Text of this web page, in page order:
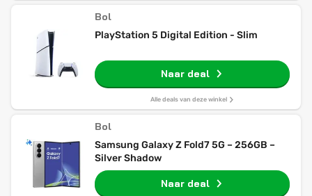
Bol
PlayStation 5 Digital Edition - Slim
Naar deal
Alle deals van deze winkel
Bol
Samsung Galaxy Z Fold7 5G – 256GB –
Silver Shadow
Naar deal